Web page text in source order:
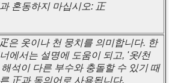
혼동하지 마십시오: 正
은 옷이나 천 뭉치를 의미합니다. 한
에서는 설명에 도움이 되고, '옷/천
석이 다른 부수와 충돌할 수 있기 때
正과 동의어로 사용됩니다.